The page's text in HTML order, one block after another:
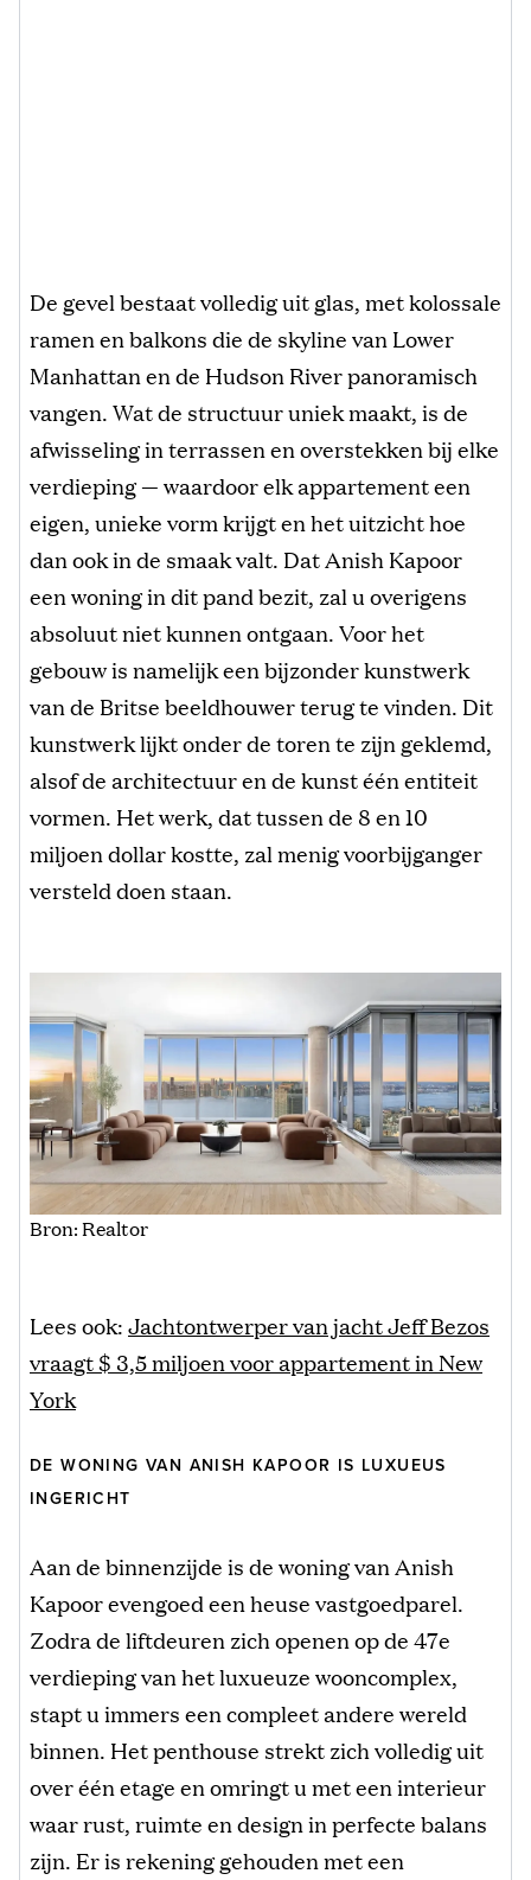
De gevel bestaat volledig uit glas, met kolossale
ramen en balkons die de skyline van Lower
Manhattan en de Hudson River panoramisch
vangen. Wat de structuur uniek maakt, is de
afwisseling in terrassen en overstekken bij elke
verdieping — waardoor elk appartement een
eigen, unieke vorm krijgt en het uitzicht hoe
dan ook in de smaak valt. Dat Anish Kapoor
een woning in dit pand bezit, zal u overigens
absoluut niet kunnen ontgaan. Voor het
gebouw is namelijk een bijzonder kunstwerk
van de Britse beeldhouwer terug te vinden. Dit
kunstwerk lijkt onder de toren te zijn geklemd,
alsof de architectuur en de kunst één entiteit
vormen. Het werk, dat tussen de 8 en 10
miljoen dollar kostte, zal menig voorbijganger
versteld doen staan.
Bron: Realtor
Lees ook:Jachtontwerper van jacht Jeff Bezos
vraagt $ 3,5 miljoen voor appartement in New
York
DE WONING VAN ANISH KAPOOR IS LUXUEUS
INGERICHT
Aan de binnenzijde is de woning van Anish
Kapoor evengoed een heuse vastgoedparel.
Zodra de liftdeuren zich openen op de 47e
verdieping van het luxueuze wooncomplex,
stapt u immers een compleet andere wereld
binnen. Het penthouse strekt zich volledig uit
over één etage en omringt u met een interieur
waar rust, ruimte en design in perfecte balans
zijn. Er is rekening gehouden met een